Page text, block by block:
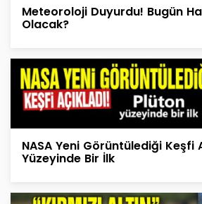
Meteoroloji Duyurdu! Bugün
Olacak?
NASA Yeni Görüntülediği Keşfi
Yüzeyinde Bir İlk